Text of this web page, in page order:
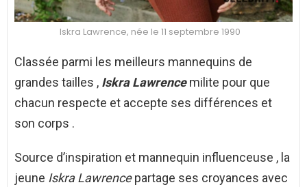
Iskra Lawrence, née le 11 septembre 1990
Classée parmi les meilleurs mannequins de
grandes tailles , Iskra Lawrencemilite pour que
chacun respecte et accepte ses différences et
son corps .
Source d’inspiration et mannequin influenceuse , la
jeune Iskra Lawrencepartage ses croyances avec